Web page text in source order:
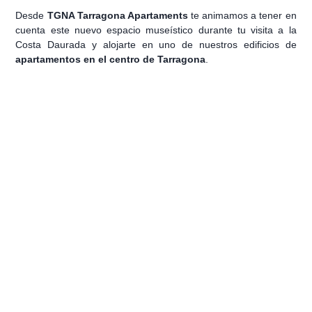
Desde TGNA Tarragona Apartamentste animamos a tener en
cuenta este nuevo espacio museístico durante tu visita a la
Costa Daurada y alojarte en uno de nuestros edificios de
apartamentos en el centro de Tarragona